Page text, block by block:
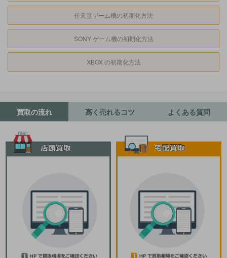
任天堂ゲーム機の初期化方法
SONY ゲーム機の初期化方法
XBOX の初期化方法
買取の流れ 高く売れるコツ よくある質問